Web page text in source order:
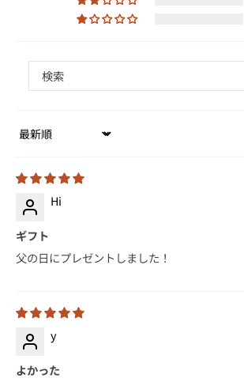
Sort by
Hi
ギフト
父の日にプレゼントしました！
y
よかった